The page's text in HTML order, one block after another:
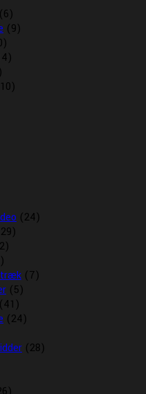
(6)
(9)
(24)
(7)
(5)
(41)
(24)
(28)